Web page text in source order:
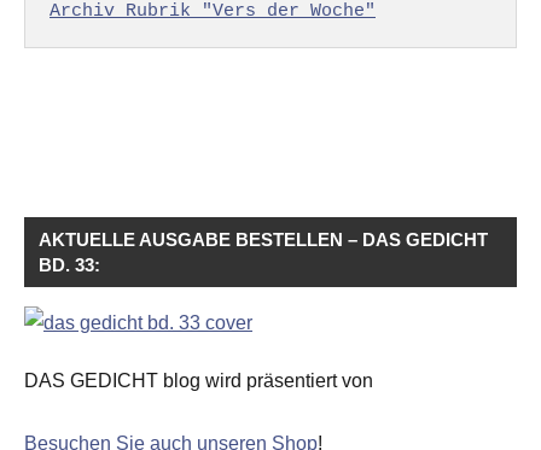
Archiv Rubrik "Vers der Woche"
AKTUELLE AUSGABE BESTELLEN – DAS GEDICHT
BD. 33:
DAS GEDICHT blog wird präsentiert von
Besuchen Sie auch unseren Shop!